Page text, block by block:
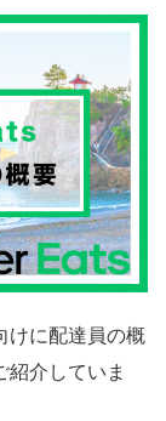
けに配達員の概
介していま